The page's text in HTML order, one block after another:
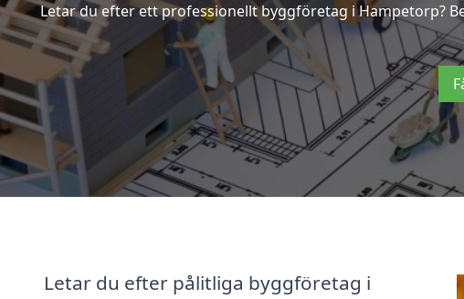
Letar du efter ett professionellt byggföretag i Hampetorp?
Letar du efter pålitliga byggföretag i